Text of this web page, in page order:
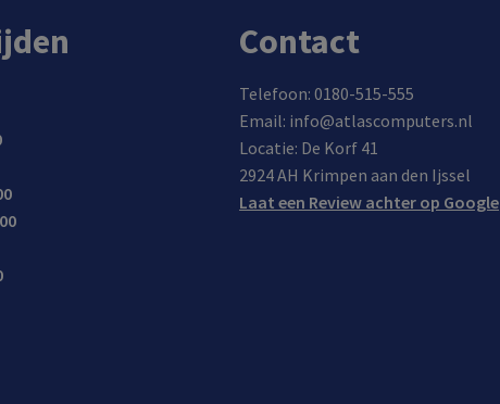
Contact
Telefoon: 0180-515-555
Email: info@atlascomputers.nl
Locatie: De Korf 41
2924 AH Krimpen aan den Ijssel
Laat een Review achter op Google